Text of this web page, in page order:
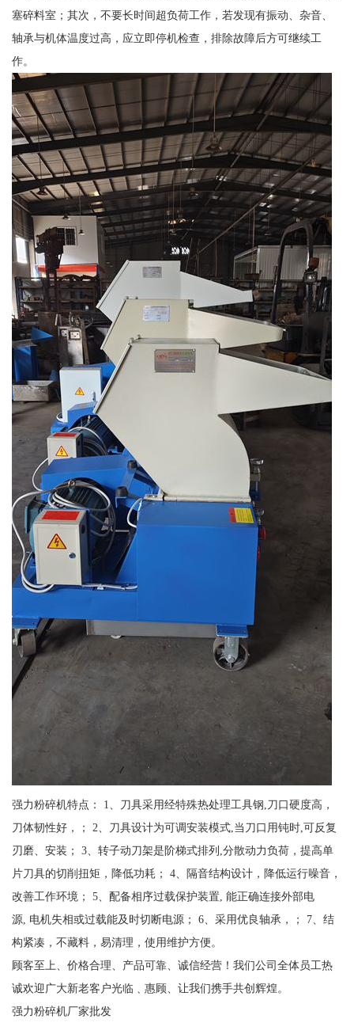
塞碎料室；其次，不要长时间超负荷工作，若发现有振动、杂音、
轴承与机体温度过高，应立即停机检查，排除故障后方可继续工
作。
强力粉碎机特点： 1、刀具采用经特殊热处理工具钢,刀口硬度高，
刀体韧性好，； 2、刀具设计为可调安装模式,当刀口用钝时,可反复
刃磨、安装； 3、转子动刀架是阶梯式排列,分散动力负荷，提高单
片刀具的切削扭矩，降低功耗； 4、隔音结构设计，降低运行噪音，
改善工作环境； 5、配备相序过载保护装置, 能正确连接外部电
源, 电机失相或过载能及时切断电源； 6、采用优良轴承，； 7、结
构紧凑，不藏料，易清理，使用维护方便。
顾客至上、价格合理、产品可靠、诚信经营！我们公司全体员工热
诚欢迎广大新老客户光临﹑惠顾、让我们携手共创辉煌。
强力粉碎机厂家批发